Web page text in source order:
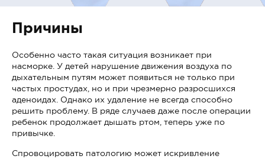
Причины
Особенно часто такая ситуация возникает при
насморке. У детей нарушение движения воздуха по
дыхательным путям может появиться не только при
частых простудах, но и при чрезмерно разросшихся
аденоидах. Однако их удаление не всегда способно
решить проблему. В ряде случаев даже после операции
ребенок продолжает дышать ртом, теперь уже по
привычке.
Спровоцировать патологию может искривление